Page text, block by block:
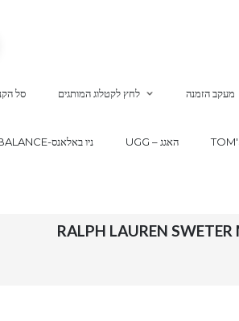
סל לחץ לקטלוג המותגים מעקב הזמנה
NEW BALANCE-ניו באלאנס UGG – האגג